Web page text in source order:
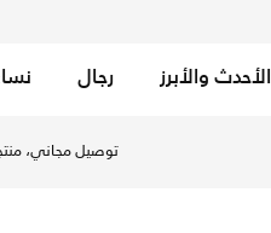
الأحدث والأبرز رجال
توصيل مجاني،